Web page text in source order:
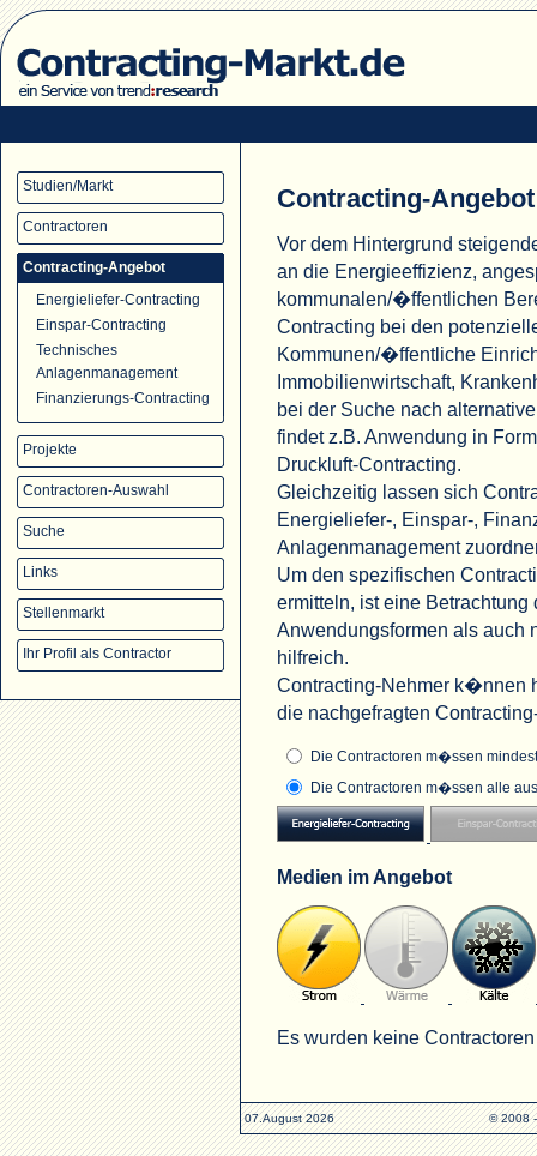
Studien/Markt
Contractoren
Contracting-Angebot
Energieliefer-Contracting
Einspar-Contracting
Technisches
Anlagenmanagement
Finanzierungs-Contracting
Projekte
Contractoren-Auswahl
Suche
Links
Stellenmarkt
Ihr Profil als Contractor
Contracting-Angebot
Vor dem Hintergrund
an die Energieeffizienz,
kommunalen/�ffentlichen
Contracting bei den
Kommunen/�ffentliche
Immobilienwirtschaft,
bei der Suche nach
findet z.B. Anwendung in
Druckluft-Contracting.
Gleichzeitig lassen sich
Energieliefer-, Einspar-,
Anlagenmanagement
Um den spezifischen
ermitteln, ist eine
Anwendungsformen als auch
hilfreich.
Contracting-Nehmer k�nnen
die nachgefragten
Die Contractoren m�ssen
Die Contractoren m�ssen alle
Medien im Angebot
Es wurden keine
07.August 2026 © 2008